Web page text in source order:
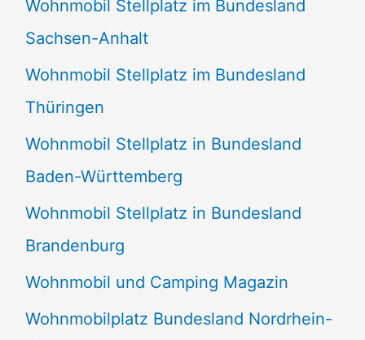
Wohnmobil Stellplatz im Bundesland
Sachsen-Anhalt
Wohnmobil Stellplatz im Bundesland
Thüringen
Wohnmobil Stellplatz in Bundesland
Baden-Württemberg
Wohnmobil Stellplatz in Bundesland
Brandenburg
Wohnmobil und Camping Magazin
Wohnmobilplatz Bundesland Nordrhein-